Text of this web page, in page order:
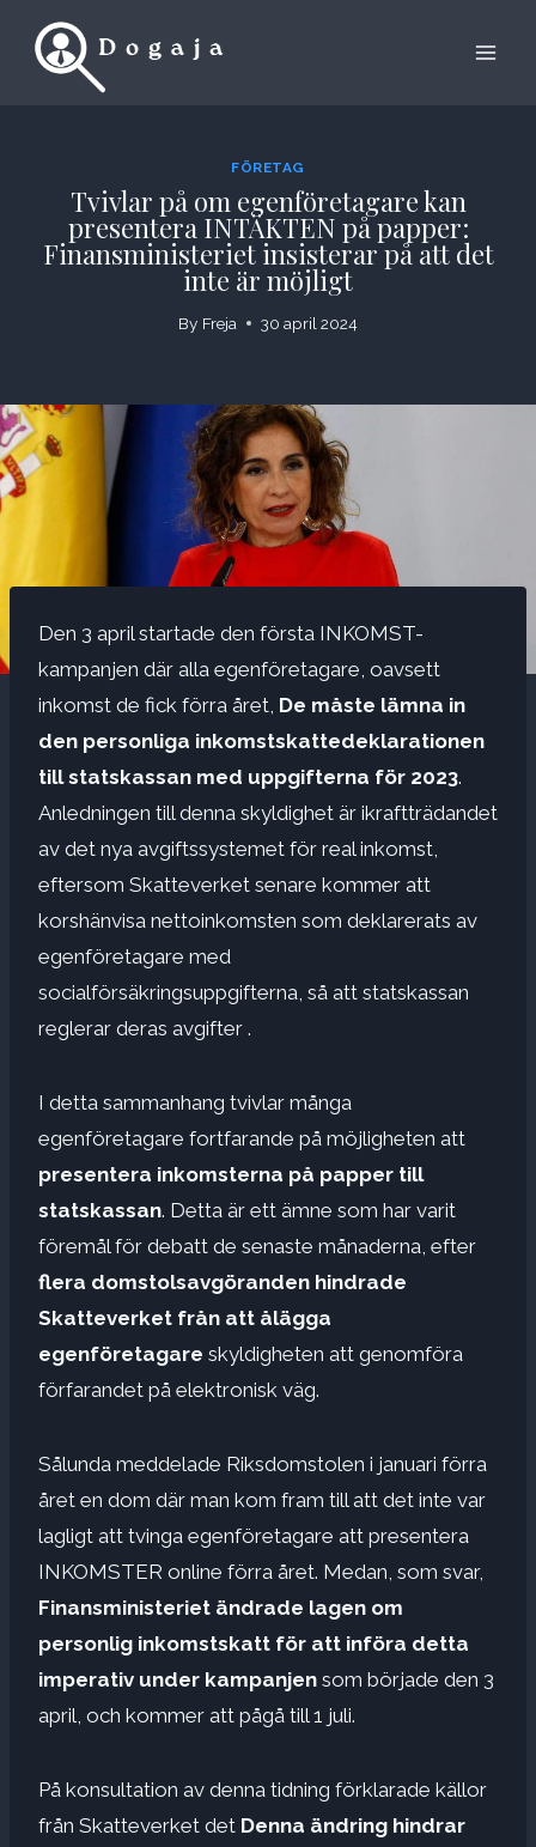
FÖRETAG
Tvivlar på om egenföretagare kan
presentera INTÄKTEN på papper:
Finansministeriet insisterar på att det
inte är möjligt
By Freja 30 april 2024
Den 3 april startade den första INKOMST-
kampanjen där alla egenföretagare, oavsett
inkomst de fick förra året, De måste lämna in
den personliga inkomstskattedeklarationen
till statskassan med uppgifterna för 2023.
Anledningen till denna skyldighet är ikraftträdandet
av det nya avgiftssystemet för real inkomst,
eftersom Skatteverket senare kommer att
korshänvisa nettoinkomsten som deklarerats av
egenföretagare med
socialförsäkringsuppgifterna, så att statskassan
reglerar deras avgifter .
I detta sammanhang tvivlar många
egenföretagare fortfarande på möjligheten att
presentera inkomsterna på papper till
statskassan. Detta är ett ämne som har varit
föremål för debatt de senaste månaderna, efter
flera domstolsavgöranden hindrade
Skatteverket från att ålägga
egenföretagare skyldigheten att genomföra
förfarandet på elektronisk väg.
Sålunda meddelade Riksdomstolen i januari förra
året en dom där man kom fram till att det inte var
lagligt att tvinga egenföretagare att presentera
INKOMSTER online förra året. Medan, som svar,
Finansministeriet ändrade lagen om
personlig inkomstskatt för att införa detta
imperativ under kampanjen som började den 3
april, och kommer att pågå till 1 juli.
På konsultation av denna tidning förklarade källor
från Skatteverket det Denna ändring hindrar